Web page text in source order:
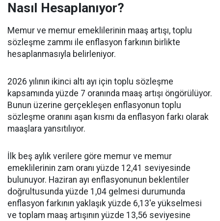
Nasıl Hesaplanıyor?
Memur ve memur emeklilerinin maaş artışı, toplu
sözleşme zammı ile enflasyon farkının birlikte
hesaplanmasıyla belirleniyor.
2026 yılının ikinci altı ayı için toplu sözleşme
kapsamında yüzde 7 oranında maaş artışı öngörülüyor.
Bunun üzerine gerçekleşen enflasyonun toplu
sözleşme oranını aşan kısmı da enflasyon farkı olarak
maaşlara yansıtılıyor.
İlk beş aylık verilere göre memur ve memur
emeklilerinin zam oranı yüzde 12,41 seviyesinde
bulunuyor. Haziran ayı enflasyonunun beklentiler
doğrultusunda yüzde 1,04 gelmesi durumunda
enflasyon farkının yaklaşık yüzde 6,13'e yükselmesi
ve toplam maaş artışının yüzde 13,56 seviyesine